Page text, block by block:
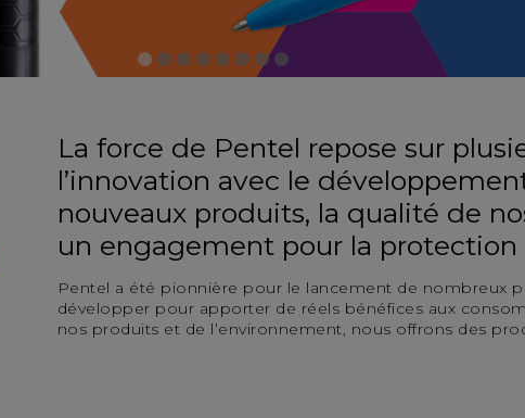
La force de Pentel repose sur
l’innovation avec le
nouveaux produits, la qualité de
un engagement pour la protection
Pentel a été pionnière pour le lancement de nombreux
développer pour apporter de réels bénéfices aux
nos produits et de l’environnement, nous offrons des